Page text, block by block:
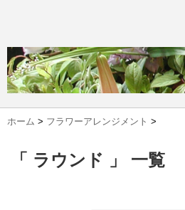
ホーム > フラワーアレンジメント >
「 ラウンド 」 一覧